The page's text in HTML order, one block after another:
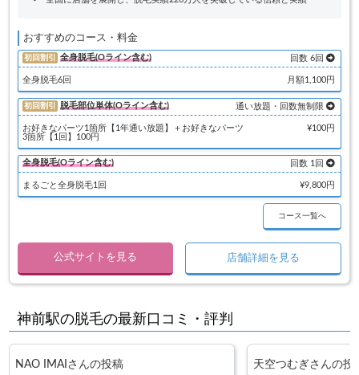
おすすめのコース・料金
初回割引 全身脱毛(Oライン含む) 回数 6回
全身脱毛6回 月額1,100円
初回割引 脱毛部位単体(Oライン含む) 通い放題・回数無制限
お好きなパーツ1箇所【1年通い放題】＋お好きなパーツ
3箇所【1回】100円
¥100円
全身脱毛(Oライン含む) 回数 1回
まるごと全身脱毛1回 ¥9,800円
コース一覧へ
公式サイトを見る 店舗詳細を見る
神前駅の脱毛の最新口コミ・評判
NAO IMAIさんの投稿 天空つむぎさんの投